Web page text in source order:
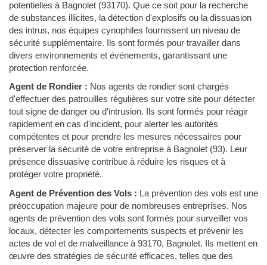
potentielles à Bagnolet (93170). Que ce soit pour la recherche
de substances illicites, la détection d'explosifs ou la dissuasion
des intrus, nos équipes cynophiles fournissent un niveau de
sécurité supplémentaire. Ils sont formés pour travailler dans
divers environnements et événements, garantissant une
protection renforcée.
Agent de Rondier : Nos agents de rondier sont chargés
d'effectuer des patrouilles régulières sur votre site pour détecter
tout signe de danger ou d'intrusion. Ils sont formés pour réagir
rapidement en cas d'incident, pour alerter les autorités
compétentes et pour prendre les mesures nécessaires pour
préserver la sécurité de votre entreprise à Bagnolet (93). Leur
présence dissuasive contribue à réduire les risques et à
protéger votre propriété.
Agent de Prévention des Vols : La prévention des vols est une
préoccupation majeure pour de nombreuses entreprises. Nos
agents de prévention des vols sont formés pour surveiller vos
locaux, détecter les comportements suspects et prévenir les
actes de vol et de malveillance à 93170, Bagnolet. Ils mettent en
œuvre des stratégies de sécurité efficaces, telles que des